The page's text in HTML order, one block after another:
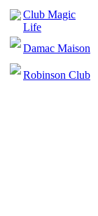
Club Magic
Life
Damac Maison
Robinson Club